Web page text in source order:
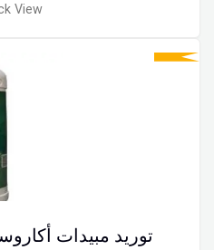
View
توريد مبيدات